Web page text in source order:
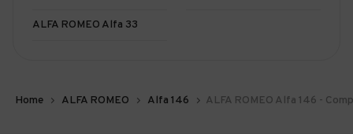
ALFA ROMEO Alfa 33
Home ALFA ROMEO Alfa 146 ALFA ROMEO Alfa 146 -